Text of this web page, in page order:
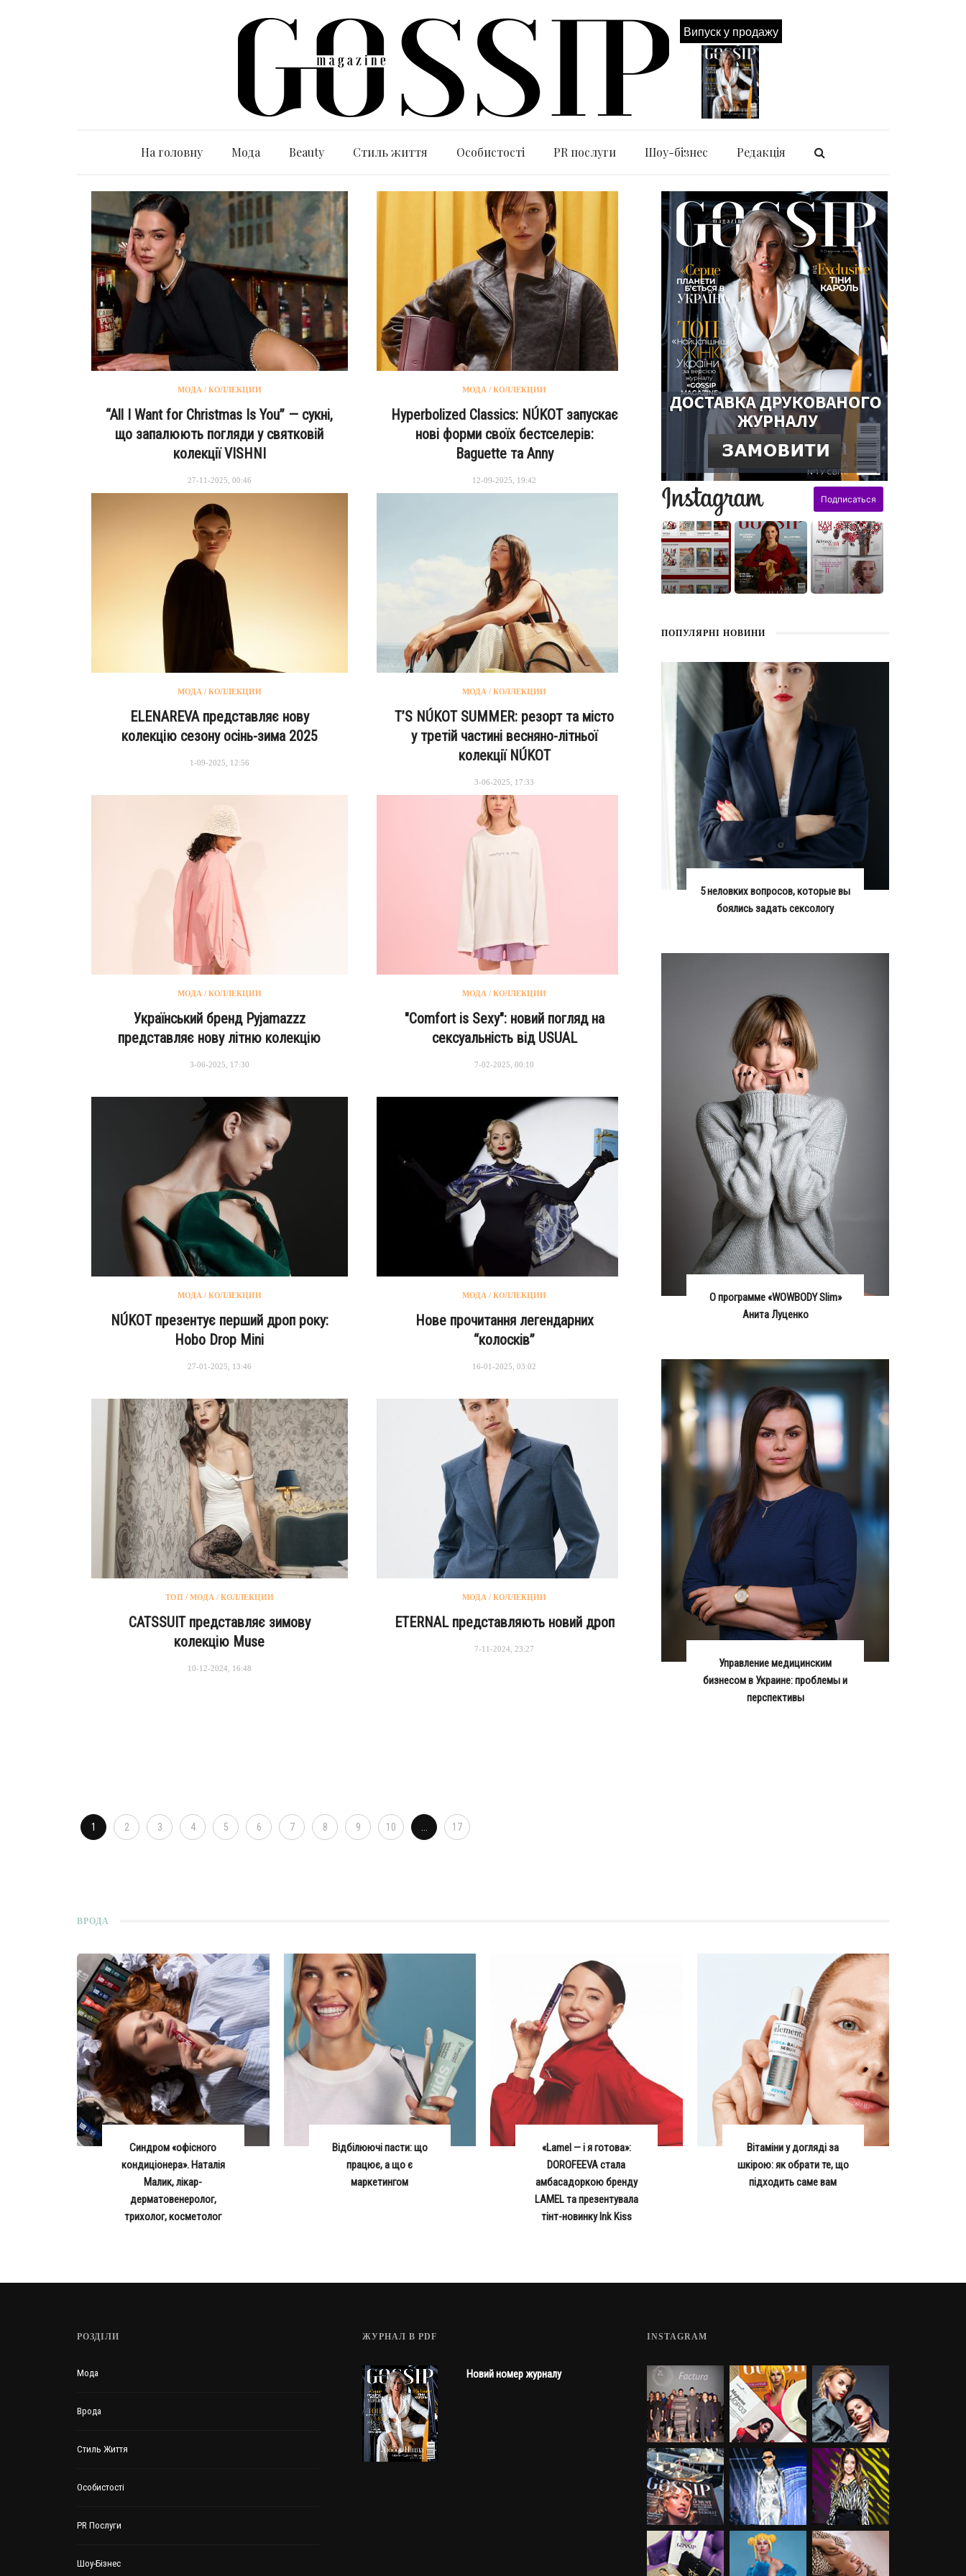
Випуск у продажу
На головну Мода Beauty Стиль життя Особистості PR послуги Шоу-бізнес Редакція
МОДА / КОЛЛЕКЦИИ
“All I Want for Christmas Is You” — сукні,
що запалюють погляди у святковій
колекції VISHNI
27-11-2025, 00:46
МОДА / КОЛЛЕКЦИИ
Hyperbolized Classics: NÚKOT запускає
нові форми своїх бестселерів:
Baguette та Anny
12-09-2025, 19:42
МОДА / КОЛЛЕКЦИИ
ELENAREVA представляє нову
колекцію сезону осінь-зима 2025
1-09-2025, 12:56
МОДА / КОЛЛЕКЦИИ
T’S NÚKOT SUMMER: резорт та місто
у третій частині весняно-літньої
колекції NÚKOT
3-06-2025, 17:33
МОДА / КОЛЛЕКЦИИ
Український бренд Pyjamazzz
представляє нову літню колекцію
3-06-2025, 17:30
МОДА / КОЛЛЕКЦИИ
"Comfort is Sexy": новий погляд на
сексуальність від USUAL
7-02-2025, 00:10
МОДА / КОЛЛЕКЦИИ
NÚKOT презентує перший дроп року:
Hobo Drop Mini
27-01-2025, 13:46
МОДА / КОЛЛЕКЦИИ
Нове прочитання легендарних
“колосків”
16-01-2025, 03:02
ТОП / МОДА / КОЛЛЕКЦИИ
CATSSUIT представляє зимову
колекцію Muse
10-12-2024, 16:48
МОДА / КОЛЛЕКЦИИ
ETERNAL представляють новий дроп
7-11-2024, 23:27
1 2 3 4 5 6 7 8 9 10 ... 17
поздравления
ПОПУЛЯРНІ НОВИНИ
5 неловких вопросов, которые вы
боялись задать сексологу
О программе «WOWBODY Slim»
Анита Луценко
Управление медицинским
бизнесом в Украине: проблемы и
перспективы
ВРОДА
Синдром «офісного
кондиціонера». Наталія
Малик, лікар-
дерматовенеролог,
трихолог, косметолог
Відбілюючі пасти: що
працює, а що є
маркетингом
«Lamel — і я готова»:
DOROFEEVA стала
амбасадоркою бренду
LAMEL та презентувала
тінт-новинку Ink Kiss
Вітаміни у догляді за
шкірою: як обрати те, що
підходить саме вам
РОЗДІЛИ
Мода
Врода
Стиль Життя
Особистості
PR Послуги
Шоу-Бізнес
ЖУРНАЛ В PDF
Новий номер журналу
INSTAGRAM